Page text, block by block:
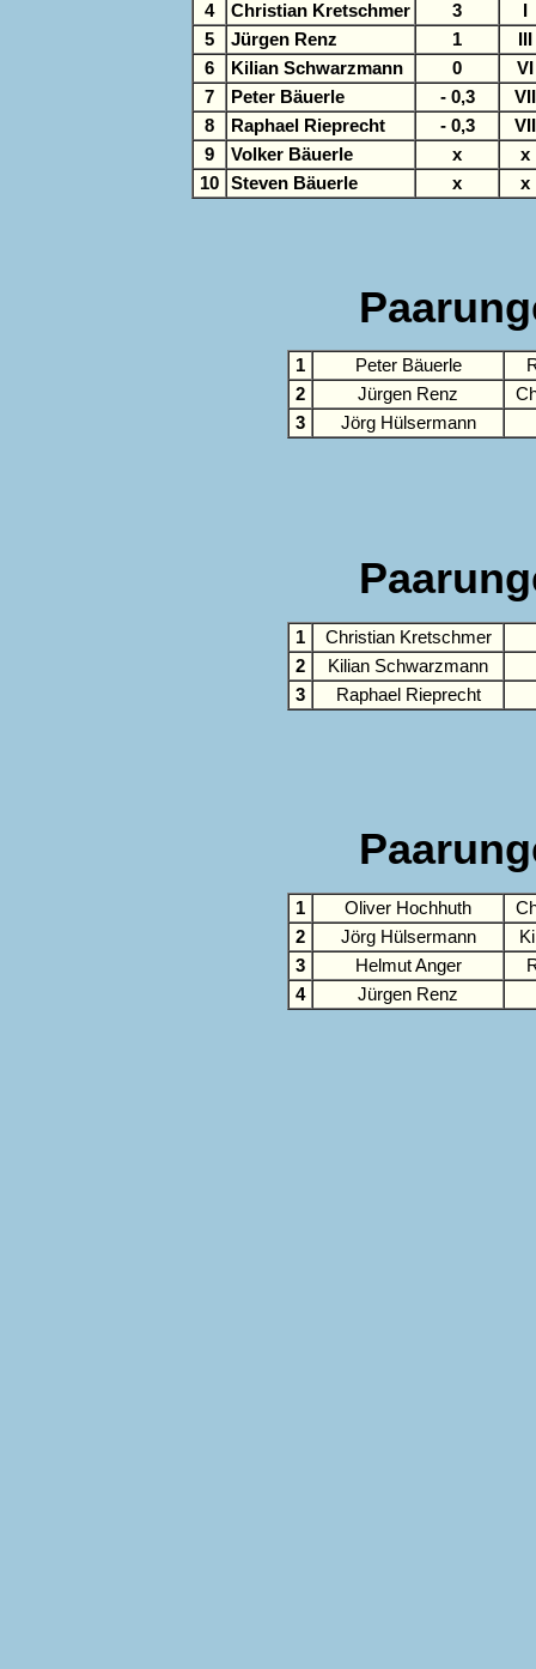
4
Christian Kretschmer 3
5
Jürgen Renz 1
6
Kilian Schwarzmann 0
VI
7
Peter Bäuerle - 0,3
VII
8
Raphael Rieprecht - 0,3
VII
9
Volker Bäuerle x
x
10
Steven Bäuerle x x
1 Peter Bäuerle
2
Jürgen Renz
3
Jörg Hülsermann
1
Christian Kretschmer
2
Kilian Schwarzmann
3
Raphael Rieprecht
1 Oliver Hochhuth
2
Jörg Hülsermann
3
Helmut Anger
4
Jürgen Renz